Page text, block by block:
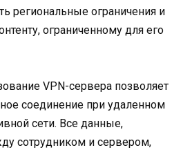
региональные ограничения и
ограниченному для его
VPN-сервера позволяет
соединение при удаленном
сети. Все данные,
сотрудником и сервером,